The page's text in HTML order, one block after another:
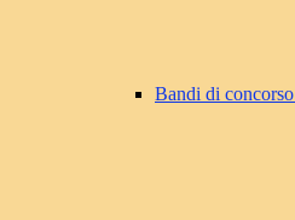
Bandi di concorso